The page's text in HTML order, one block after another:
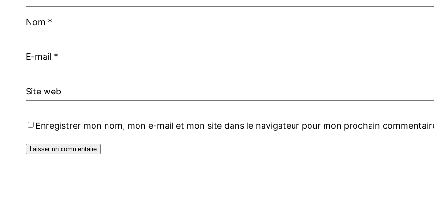
Nom *
E-mail *
Site web
Enregistrer mon nom, mon e-mail et mon site dans le navigateur pour mon prochain